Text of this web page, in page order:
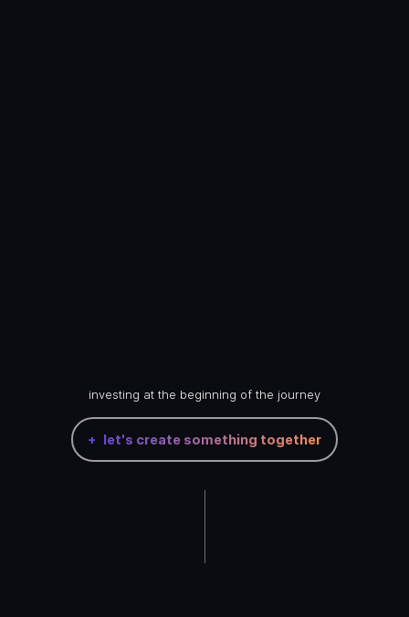
investing at the beginning of the journey
let's create something together